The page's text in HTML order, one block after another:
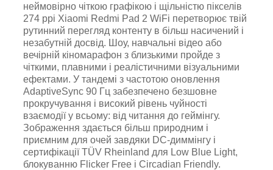
неймовірно чіткою графікою і щільністю пікселів
274 ppi Xiaomi Redmi Pad 2 WiFi перетворює твій
рутинний перегляд контенту в більш насичений і
незабутній досвід. Шоу, навчальні відео або
вечірній кіномарафон з близькими пройде з
чіткими, плавними і реалістичними візуальними
ефектами. У тандемі з частотою оновлення
AdaptiveSync 90 Гц забезпечено безшовне
прокручування і високий рівень чуйності
взаємодії у всьому: від читання до геймінгу.
Зображення здається більш природним і
приємним для очей завдяки DC-диммінгу і
сертифікації TÜV Rheinland для Low Blue Light,
блокуванню Flicker Free і Circadian Friendly.